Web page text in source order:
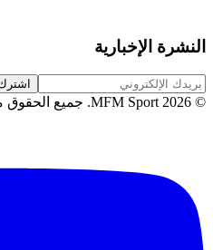
النشرة الإخبارية
©
2026 جميع